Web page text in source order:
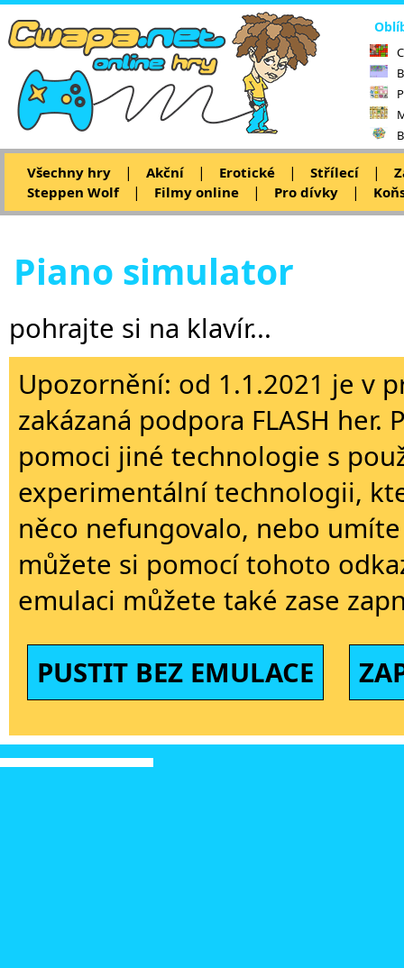
Všechny hry | Akční | Erotické | Střílecí |
Steppen Wolf
| Filmy online | Pro dívky |
Piano simulator
pohrajte si na klavír...
Upozornění: od 1.1.2021 je v
zakázaná podpora FLASH
pomoci jiné technologie s
experimentální technologii,
něco nefungovalo, nebo
můžete si pomocí tohoto
emulaci můžete také zase
PUSTIT BEZ EMULACE